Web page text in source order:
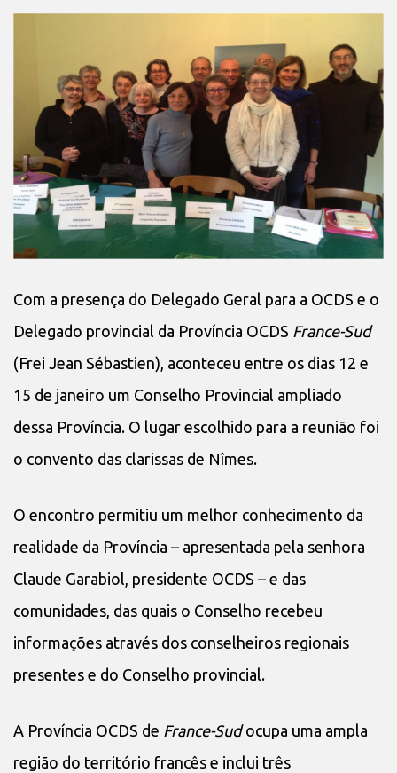
Com a presença do Delegado Geral para a OCDS e o
Delegado provincial da Província OCDS France-Sud
(Frei Jean Sébastien), aconteceu entre os dias 12 e
15 de janeiro um Conselho Provincial ampliado
dessa Província. O lugar escolhido para a reunião foi
o convento das clarissas de Nîmes.
O encontro permitiu um melhor conhecimento da
realidade da Província – apresentada pela senhora
Claude Garabiol, presidente OCDS – e das
comunidades, das quais o Conselho recebeu
informações através dos conselheiros regionais
presentes e do Conselho provincial.
A Província OCDS de France-Sudocupa uma ampla
região do território francês e inclui três